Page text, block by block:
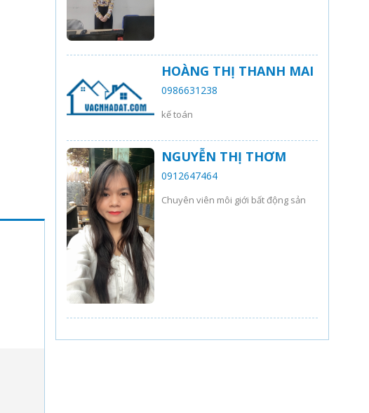
HOÀNG THỊ THANH MAI
0986631238
kế toán
NGUYỄN THỊ THƠM
0912647464
Chuyên viên môi giới bất động sản